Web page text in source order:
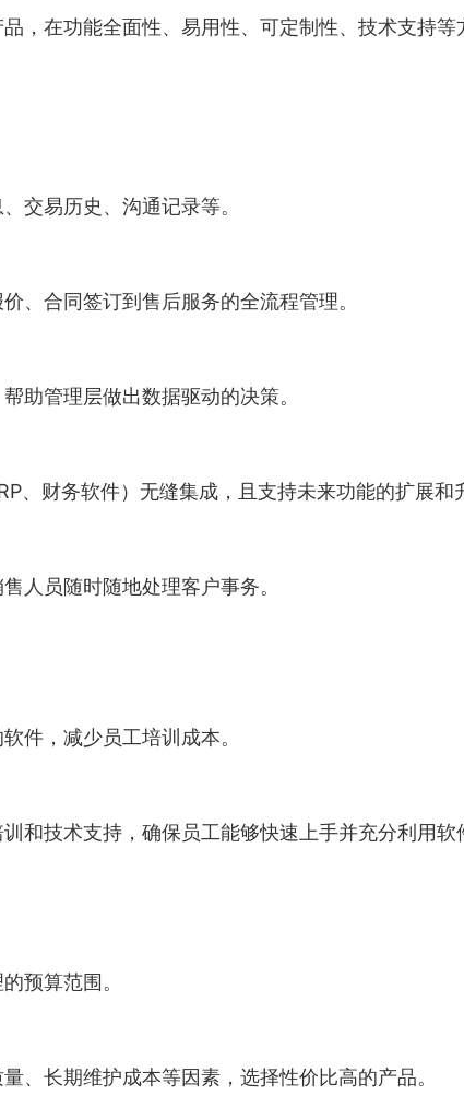
，在功能全面性、易用性、可定制性、技术支持等
交易历史、沟通记录等。
、合同签订到售后服务的全流程管理。
助管理层做出数据驱动的决策。
、财务软件）无缝集成，且支持未来功能的扩展和
人员随时随地处理客户事务。
件，减少员工培训成本。
和技术支持，确保员工能够快速上手并充分利用软
预算范围。
、长期维护成本等因素，选择性价比高的产品。